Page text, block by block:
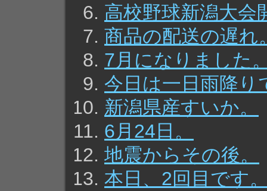
高校野球新潟大会
商品の配送の遅れ
7月になりました
今日は一日雨降り
新潟県産すいか。
6月24日。
地震からその後。
本日、2回目です